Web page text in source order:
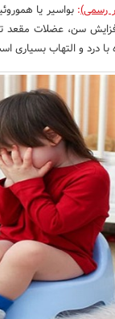
رسمی):بواسیر یا
با درد و التهاب